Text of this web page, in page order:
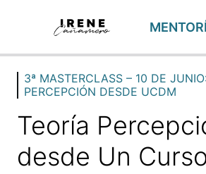
FOCUS SEMANALES
17 lecciones
1ª MENTORÍA – 9 DE ABRIL: TU
2 lecciones
1ª MASTERCLASS – 15 DE
2 lecciones
3ª MASTERCLASS – 10 DE
PERCEPCIÓN DESDE UCDM
Teoría
desde Un